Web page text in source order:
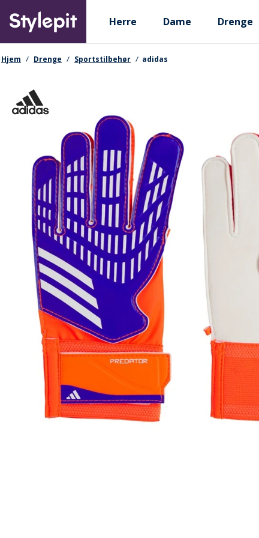
main
content
Primary departments
Herre Dame Drenge
navigationssti
Hjem Drenge Sportstilbehør adidas